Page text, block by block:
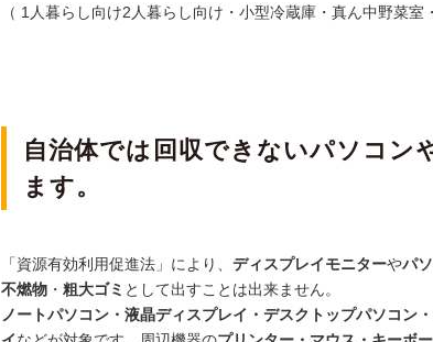
（ 1人暮らし向け2人暮らし向け・小型冷蔵庫・真ん中野菜室
自治体では回収できないパソコン
ます。
「資源有効利用促進法」により、 ディスプレイモニターやパ
不燃物 ・ 粗大ゴミ として出すことは出来ません。
ノートパソコン・液晶ディスプレイ・デスクトップパソコン